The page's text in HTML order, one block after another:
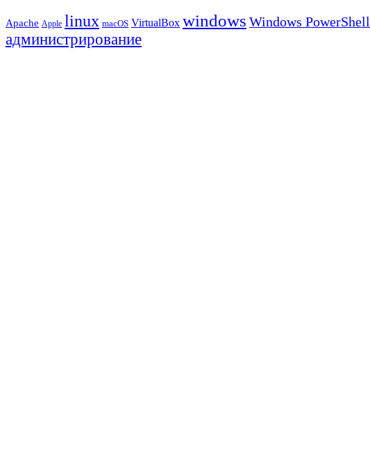
Apache Apple linux macOS VirtualBox windows Windows PowerShell
администрирование